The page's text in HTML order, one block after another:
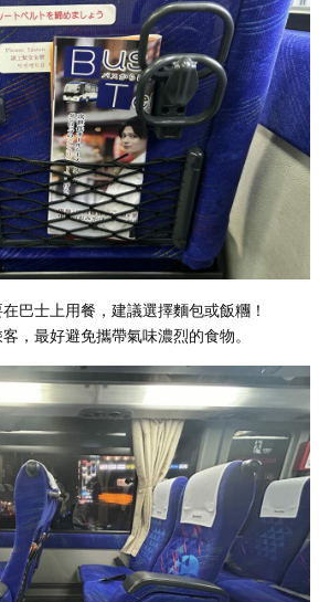
巴士上用餐，建議選擇麵包或飯糰！
，最好避免攜帶氣味濃烈的食物。